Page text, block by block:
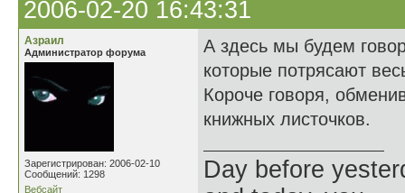
2006-02-20 16:43:31
Азраил
Администратор форума
Зарегистрирован: 2006-02-10
Сообщений: 1298
Вебсайт
А здесь мы будем
которые потрясают
Короче говоря,
книжных листочков.
Day before